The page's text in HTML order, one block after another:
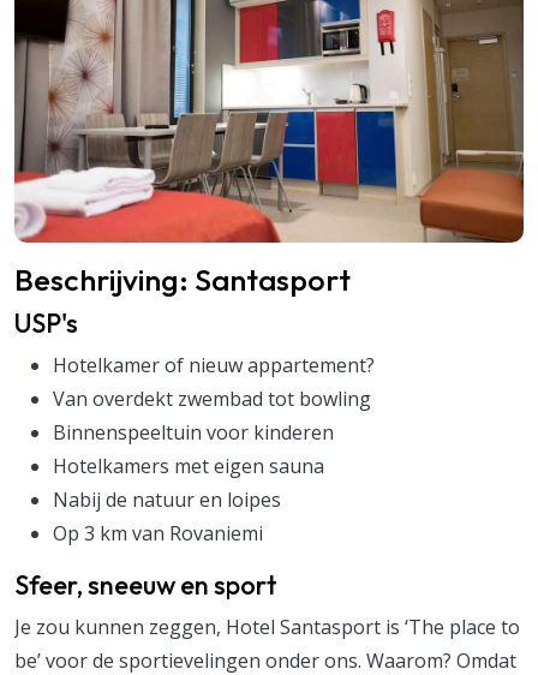
Beschrijving: Santasport
USP's
Hotelkamer of nieuw appartement?
Van overdekt zwembad tot bowling
Binnenspeeltuin voor kinderen
Hotelkamers met eigen sauna
Nabij de natuur en loipes
Op 3 km van Rovaniemi
Sfeer, sneeuw en sport
Je zou kunnen zeggen, Hotel Santasport is ‘The place to
be’ voor de sportievelingen onder ons. Waarom? Omdat